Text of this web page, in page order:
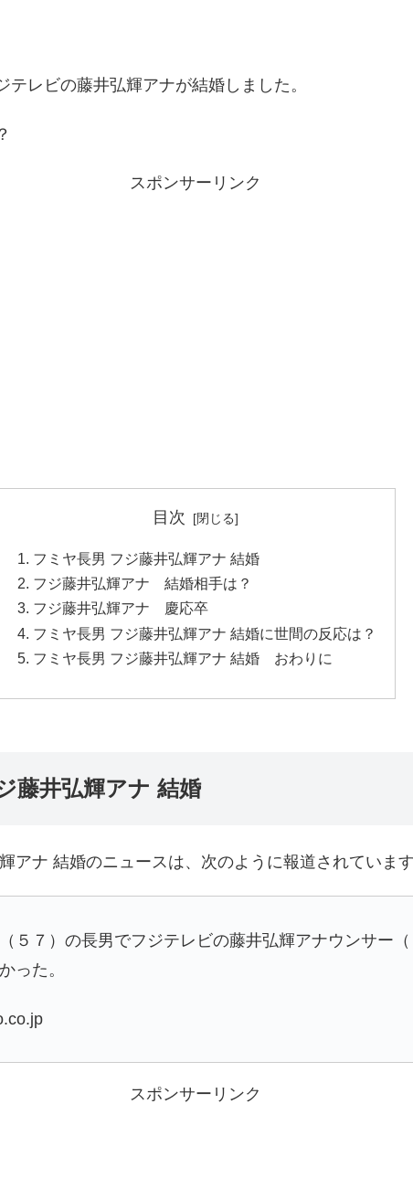
テレビの藤井弘輝アナが結婚しました。
スポンサーリンク
目次
フミヤ長男 フジ藤井弘輝アナ 結婚
フジ藤井弘輝アナ 結婚相手は？
フジ藤井弘輝アナ 慶応卒
フミヤ長男 フジ藤井弘輝アナ 結婚に世間の反応は？
フミヤ長男 フジ藤井弘輝アナ 結婚 おわりに
藤井弘輝アナ 結婚
アナ 結婚のニュースは、次のように報道されています
５７）の長男でフジテレビの藤井弘輝アナウンサー（
った。
スポンサーリンク